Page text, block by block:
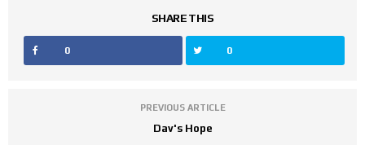
SHARE THIS
0 0
PREVIOUS ARTICLE
Dav's Hope